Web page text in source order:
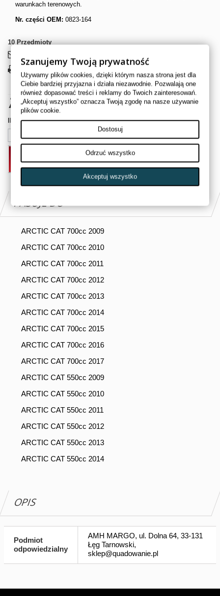
warunkach terenowych.
Nr. części OEM: 0823-164
10 Przedmioty
70,00 złbrutto
Ilość
DODAJ DO KOSZYKA
PASUJE DO
ARCTIC CAT 700cc 2009
ARCTIC CAT 700cc 2010
ARCTIC CAT 700cc 2011
ARCTIC CAT 700cc 2012
ARCTIC CAT 700cc 2013
ARCTIC CAT 700cc 2014
ARCTIC CAT 700cc 2015
ARCTIC CAT 700cc 2016
ARCTIC CAT 700cc 2017
ARCTIC CAT 550cc 2009
ARCTIC CAT 550cc 2010
ARCTIC CAT 550cc 2011
ARCTIC CAT 550cc 2012
ARCTIC CAT 550cc 2013
ARCTIC CAT 550cc 2014
OPIS
Podmiot
odpowiedzialny
AMH MARGO, ul. Dolna 64, 33-131
Łęg Tarnowski,
sklep@quadowanie.pl
Szanujemy Twoją prywatność
Używamy plików cookies, dzięki którym nasza strona jest dla
Ciebie bardziej przyjazna i działa niezawodnie. Pozwalają one
również dopasować treści i reklamy do Twoich zainteresowań.
„Akceptuj wszystko” oznacza Twoją zgodę na nasze używanie
plików cookie.
Dostosuj
Odrzuć wszystko
Akceptuj wszystko